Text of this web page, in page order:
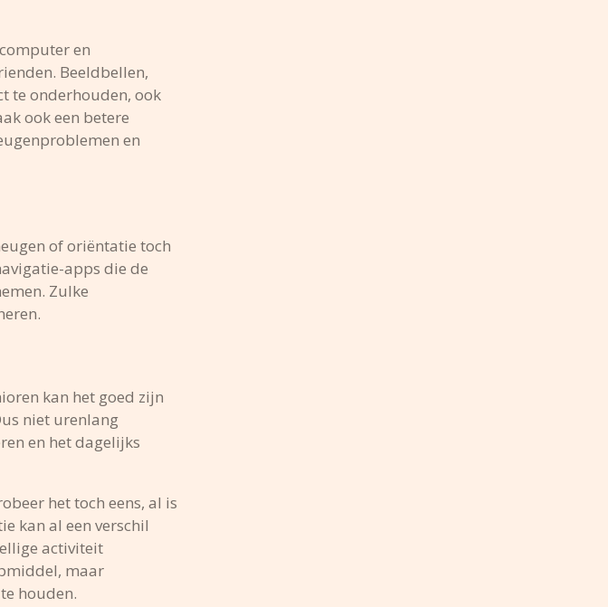
en
Beeldbellen,
te onderhouden, ook
ook een betere
en
of oriëntatie toch
apps die de
Zulke
kan het goed zijn
niet urenlang
en het dagelijks
het toch eens, al is
kan al een verschil
activiteit
maar
houden.